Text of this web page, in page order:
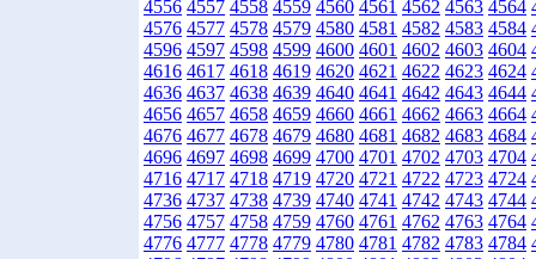
4556 4557 4558 4559 4560 4561 4562 4563 4564
4576 4577 4578 4579 4580 4581 4582 4583 4584
4596 4597 4598 4599 4600 4601 4602 4603 4604
4616 4617 4618 4619 4620 4621 4622 4623 4624
4636 4637 4638 4639 4640 4641 4642 4643 4644
4656 4657 4658 4659 4660 4661 4662 4663 4664
4676 4677 4678 4679 4680 4681 4682 4683 4684
4696 4697 4698 4699 4700 4701 4702 4703 4704
4716 4717 4718 4719 4720 4721 4722 4723 4724
4736 4737 4738 4739 4740 4741 4742 4743 4744
4756 4757 4758 4759 4760 4761 4762 4763 4764
4776 4777 4778 4779 4780 4781 4782 4783 4784